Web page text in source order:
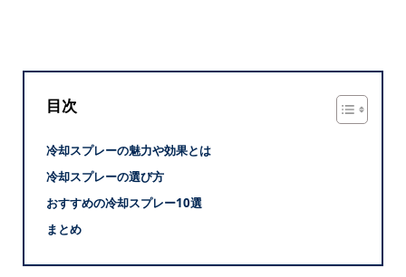
目次
冷却スプレーの魅力や効果とは
冷却スプレーの選び方
おすすめの冷却スプレー10選
まとめ